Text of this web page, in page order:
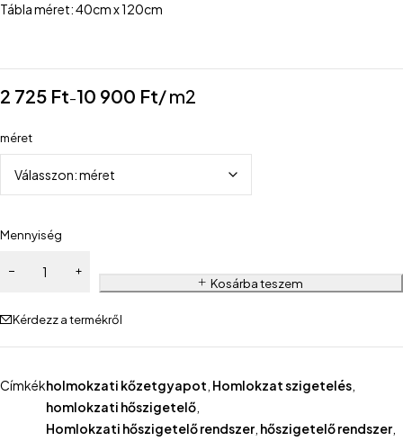
Tábla méret: 40cm x 120cm
2 725 Ft–10 900 Ft/ m2
méret
Mennyiség
Kosárba teszem
Kérdezz a termékről
Címkékholmokzati kőzetgyapot Homlokzat szigetelés
homlokzati hőszigetelő
Homlokzati hőszigetelő rendszer, hőszigetelő rendszer,